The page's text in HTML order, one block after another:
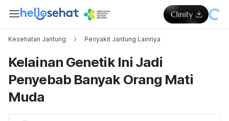
Kesehatan Jantung Penyakit Jantung Lainnya
Kelainan Genetik Ini Jadi
Penyebab Banyak Orang Mati
Muda